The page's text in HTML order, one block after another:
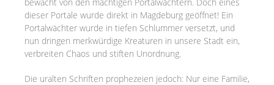
dieser Portale wurde direkt in Magdeburg geöffnet! Ein
Portalwächter wurde in tiefen Schlummer versetzt, und
nun dringen merkwürdige Kreaturen in unsere Stadt ein,
verbreiten Chaos und stiften Unordnung.
Die uralten Schriften prophezeien jedoch: Nur eine Familie,